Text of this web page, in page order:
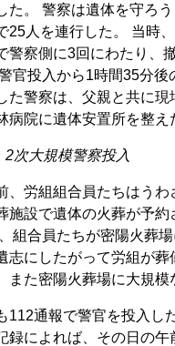
た。 警察は遺体を守ろ
25人を連行した。 当時
警察側に3回にわたり、
官投入から1時間35分
た警察は、父親と共に
病院に遺体安置所を整え
2次大規模警察投入
、労組組合員たちはう
施設で遺体の火葬が予
組合員たちが密陽火葬
志にしたがって労組が
また密陽火葬場に大規模
112通報で警官を投入し
録によれば、その日の午